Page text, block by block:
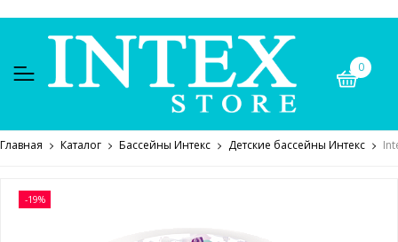
0
Главная Каталог Бассейны Интекс Детские бассейны Интекс
-19%